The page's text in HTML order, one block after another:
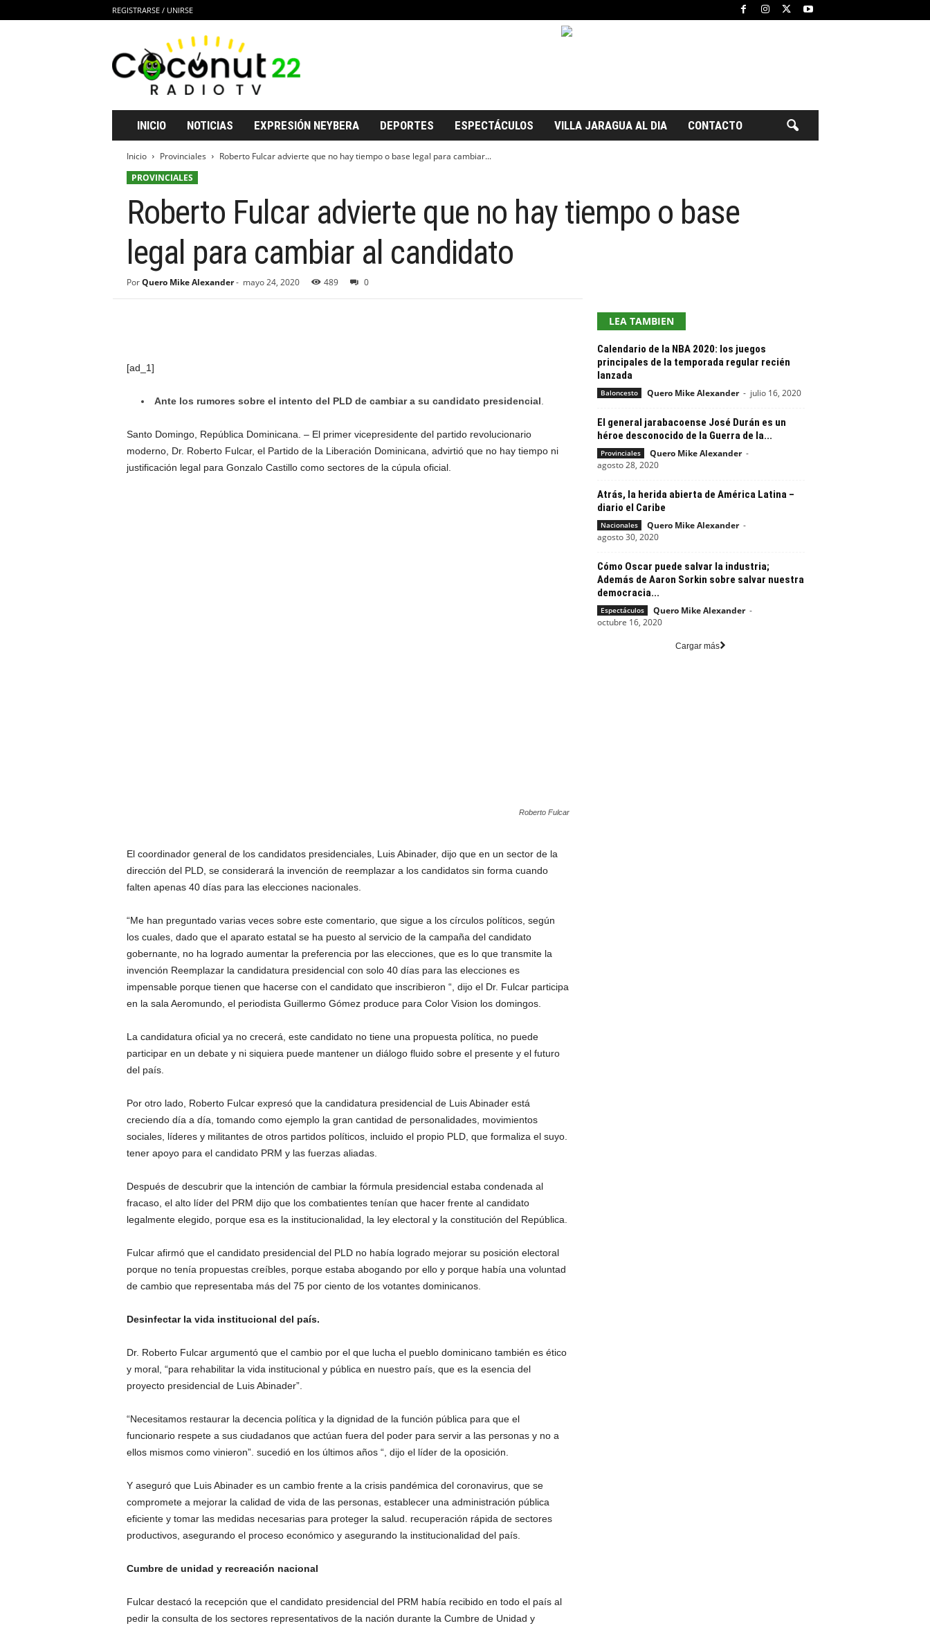
REGISTRARSE / UNIRSE
c
o
INICIO NOTICIAS EXPRESIÓN NEYBERA DEPORTES ESPECTÁCULOS VILLA JARAGUA AL DIA CONTACTO
Inicio Provinciales
Roberto Fulcar advierte que no hay tiempo o base legal para cambiar...
PROVINCIALES
Roberto Fulcar advierte que no hay tiempo o base
legal para cambiar al candidato
Por Quero Mike Alexander- mayo 24, 2020 489 0
[ad_1]
Ante los rumores sobre el intento del PLD de cambiar a su candidato presidencial
Santo Domingo, República Dominicana. – El primer vicepresidente del partido revolucionario
moderno, Dr. Roberto Fulcar, el Partido de la Liberación Dominicana, advirtió que no hay tiempo ni
justificación legal para Gonzalo Castillo como sectores de la cúpula oficial.
Roberto Fulcar
El coordinador general de los candidatos presidenciales, Luis Abinader, dijo que en un sector de la
dirección del PLD, se considerará la invención de reemplazar a los candidatos sin forma cuando
falten apenas 40 días para las elecciones nacionales.
“Me han preguntado varias veces sobre este comentario, que sigue a los círculos políticos, según
los cuales, dado que el aparato estatal se ha puesto al servicio de la campaña del candidato
gobernante, no ha logrado aumentar la preferencia por las elecciones, que es lo que transmite la
invención Reemplazar la candidatura presidencial con solo 40 días para las elecciones es
impensable porque tienen que hacerse con el candidato que inscribieron “, dijo el Dr. Fulcar participa
en la sala Aeromundo, el periodista Guillermo Gómez produce para Color Vision los domingos.
La candidatura oficial ya no crecerá, este candidato no tiene una propuesta política, no puede
participar en un debate y ni siquiera puede mantener un diálogo fluido sobre el presente y el futuro
del país.
Por otro lado, Roberto Fulcar expresó que la candidatura presidencial de Luis Abinader está
creciendo día a día, tomando como ejemplo la gran cantidad de personalidades, movimientos
sociales, líderes y militantes de otros partidos políticos, incluido el propio PLD, que formaliza el suyo.
tener apoyo para el candidato PRM y las fuerzas aliadas.
Después de descubrir que la intención de cambiar la fórmula presidencial estaba condenada al
fracaso, el alto líder del PRM dijo que los combatientes tenían que hacer frente al candidato
legalmente elegido, porque esa es la institucionalidad, la ley electoral y la constitución del República.
Fulcar afirmó que el candidato presidencial del PLD no había logrado mejorar su posición electoral
porque no tenía propuestas creíbles, porque estaba abogando por ello y porque había una voluntad
de cambio que representaba más del 75 por ciento de los votantes dominicanos.
Desinfectar la vida institucional del país.
Dr. Roberto Fulcar argumentó que el cambio por el que lucha el pueblo dominicano también es ético
y moral, “para rehabilitar la vida institucional y pública en nuestro país, que es la esencia del
proyecto presidencial de Luis Abinader”.
“Necesitamos restaurar la decencia política y la dignidad de la función pública para que el
funcionario respete a sus ciudadanos que actúan fuera del poder para servir a las personas y no a
ellos mismos como vinieron”. sucedió en los últimos años “, dijo el líder de la oposición.
Y aseguró que Luis Abinader es un cambio frente a la crisis pandémica del coronavirus, que se
compromete a mejorar la calidad de vida de las personas, establecer una administración pública
eficiente y tomar las medidas necesarias para proteger la salud. recuperación rápida de sectores
productivos, asegurando el proceso económico y asegurando la institucionalidad del país.
Cumbre de unidad y recreación nacional
Fulcar destacó la recepción que el candidato presidencial del PRM había recibido en todo el país al
pedir la consulta de los sectores representativos de la nación durante la Cumbre de Unidad y
LEA TAMBIEN
Calendario de la NBA 2020: los juegos
principales de la temporada regular recién
lanzada
Baloncesto Quero Mike Alexander - julio 16, 2020
El general jarabacoense José Durán es un
héroe desconocido de la Guerra de la...
Provinciales Quero Mike Alexander -
agosto 28, 2020
Atrás, la herida abierta de América Latina –
diario el Caribe
Nacionales Quero Mike Alexander -
agosto 30, 2020
Cómo Oscar puede salvar la industria;
Además de Aaron Sorkin sobre salvar nuestra
democracia...
Espectáculos Quero Mike Alexander -
octubre 16, 2020
Cargar más